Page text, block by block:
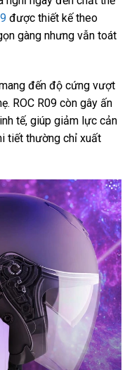
được thiết kế theo
gàng nhưng vẫn toát
đến độ cứng vượt
ROC R09 còn gây ấn
tế, giúp giảm lực cản
tiết thường chỉ xuất